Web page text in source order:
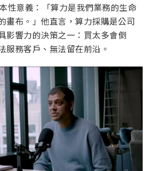
性意義：「算力是我們業務的生命
畫布。」他直言，算力採購是公司
影響力的決策之一：買太多會倒
服務客戶、無法留在前沿。